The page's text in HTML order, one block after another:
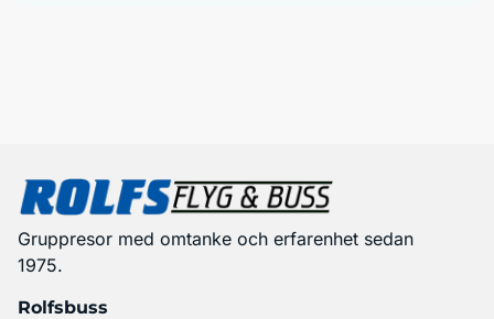
Gruppresor med omtanke och erfarenhet sedan
1975.
Rolfsbuss